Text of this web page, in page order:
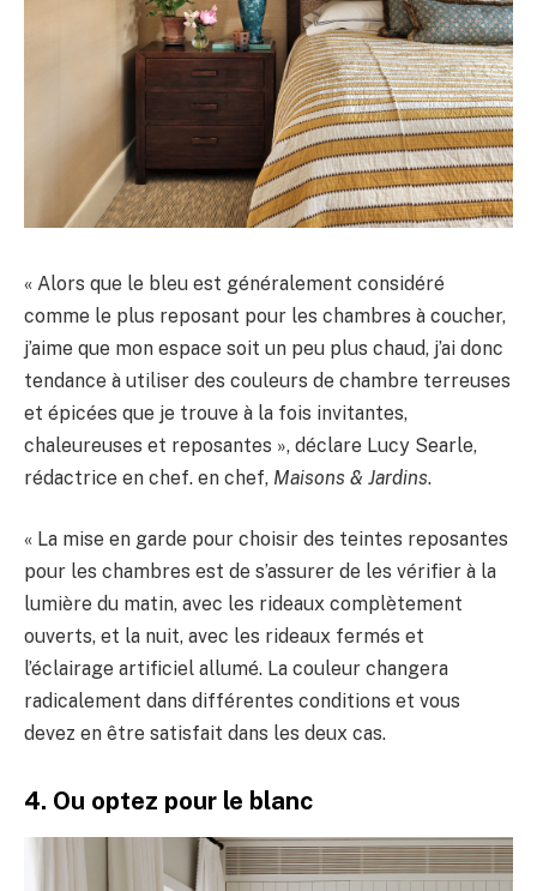
« Alors que le bleu est généralement considéré
comme le plus reposant pour les chambres à coucher,
j’aime que mon espace soit un peu plus chaud, j’ai donc
tendance à utiliser des couleurs de chambre terreuses
et épicées que je trouve à la fois invitantes,
chaleureuses et reposantes », déclare Lucy Searle,
rédactrice en chef. en chef, Maisons & Jardins.
« La mise en garde pour choisir des teintes reposantes
pour les chambres est de s’assurer de les vérifier à la
lumière du matin, avec les rideaux complètement
ouverts, et la nuit, avec les rideaux fermés et
l’éclairage artificiel allumé. La couleur changera
radicalement dans différentes conditions et vous
devez en être satisfait dans les deux cas.
4. Ou optez pour le blanc